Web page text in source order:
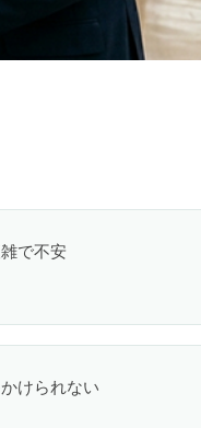
で不安
けられない